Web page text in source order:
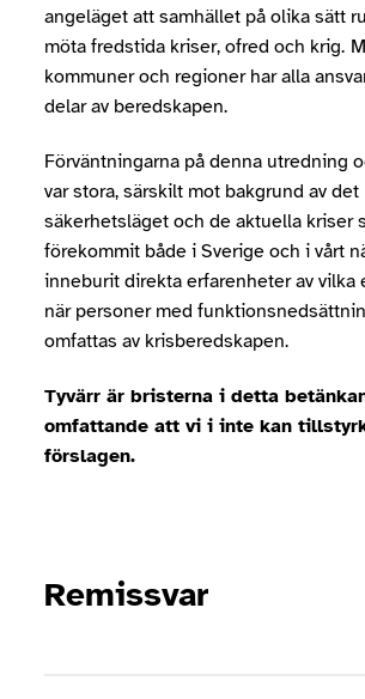
angeläget att samhället på olika sätt
möta fredstida kriser, ofred och krig.
kommuner och regioner har alla
delar av beredskapen.
Förväntningarna på denna utredning
var stora, särskilt mot bakgrund av det
säkerhetsläget och de aktuella kriser
förekommit både i Sverige och i vårt
inneburit direkta erfarenheter av vilka
när personer med
omfattas av krisberedskapen.
Tyvärr är bristerna i detta
omfattande att vi i inte kan
förslagen.
Remissvar